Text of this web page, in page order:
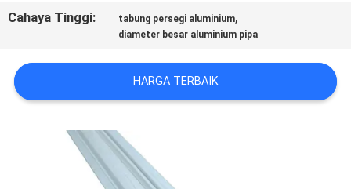
KEBIJAKAN
Cahaya Tinggi: tabung persegi aluminium,
diameter besar aluminium pipa
HARGA TERBAIK